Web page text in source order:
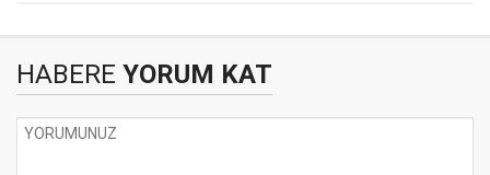
HABERE YORUM KAT